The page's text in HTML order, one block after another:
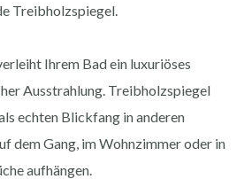
Treibholzspiegel.
Ihrem Bad ein luxuriöses
Ausstrahlung. Treibholzspiegel
echten Blickfang in anderen
dem Gang, im Wohnzimmer oder in
aufhängen.